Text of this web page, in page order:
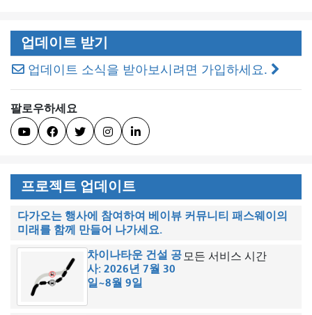
기
업데이트 받기
업데이트 소식을 받아보시려면 가입하세요.
팔로우하세요
    
프로젝트 업데이트
다가오는 행사에 참여하여 베이뷰 커뮤니티 패스웨이의
미래를 함께 만들어 나가세요.
차이나타운 건설 공
사: 2026년 7월 30
일~8월 9일
모든 서비스 시간